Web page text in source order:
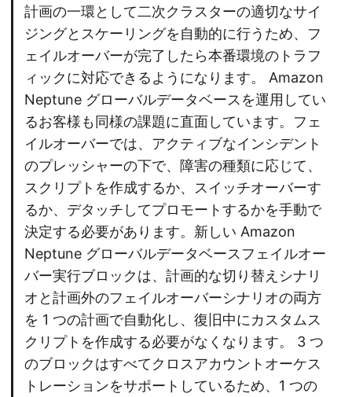
計画の一環として二次クラスターの適切なサイ
ジングとスケーリングを自動的に行うため、フ
ェイルオーバーが完了したら本番環境のトラフ
ィックに対応できるようになります。 Amazon
Neptune グローバルデータベースを運用してい
るお客様も同様の課題に直面しています。フェ
イルオーバーでは、アクティブなインシデント
のプレッシャーの下で、障害の種類に応じて、
スクリプトを作成するか、スイッチオーバーす
るか、デタッチしてプロモートするかを手動で
決定する必要があります。新しい Amazon
Neptune グローバルデータベースフェイルオー
バー実行ブロックは、計画的な切り替えシナリ
オと計画外のフェイルオーバーシナリオの両方
を 1 つの計画で自動化し、復旧中にカスタムス
クリプトを作成する必要がなくなります。 3 つ
のブロックはすべてクロスアカウントオーケス
トレーションをサポートしているため、1 つの